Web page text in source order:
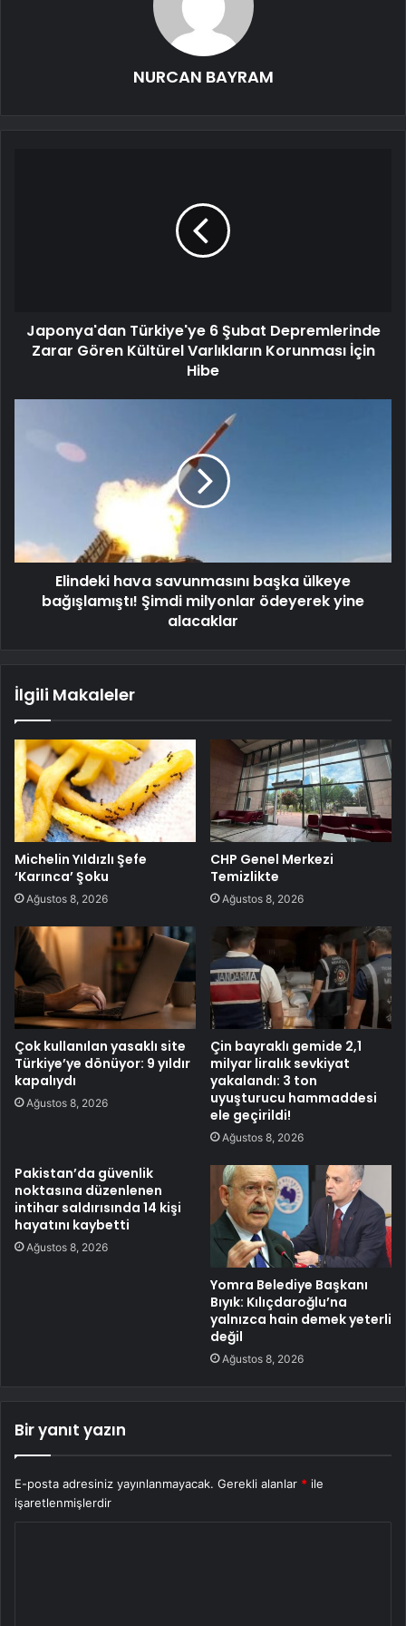
NURCAN BAYRAM
Japonya'dan Türkiye'ye 6 Şubat Depremlerinde
Zarar Gören Kültürel Varlıkların Korunması İçin
Hibe
Elindeki hava savunmasını başka ülkeye
bağışlamıştı! Şimdi milyonlar ödeyerek yine
alacaklar
İlgili Makaleler
Michelin Yıldızlı Şefe
‘Karınca’ Şoku
Ağustos 8, 2026
CHP Genel Merkezi
Temizlikte
Ağustos 8, 2026
Çok kullanılan yasaklı site
Türkiye’ye dönüyor: 9 yıldır
kapalıydı
Ağustos 8, 2026
Çin bayraklı gemide 2,1
milyar liralık sevkiyat
yakalandı: 3 ton
uyuşturucu hammaddesi
ele geçirildi!
Ağustos 8, 2026
Pakistan’da güvenlik
noktasına düzenlenen
intihar saldırısında 14 kişi
hayatını kaybetti
Ağustos 8, 2026
Yomra Belediye Başkanı
Bıyık: Kılıçdaroğlu’na
yalnızca hain demek yeterli
değil
Ağustos 8, 2026
Bir yanıt yazın
E-posta adresiniz yayınlanmayacak. Gerekli alanlar * ile
işaretlenmişlerdir